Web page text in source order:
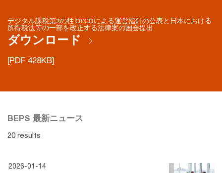
デジタル課税第2の柱 OECDによる運営指針の公表と日本における
所得税法等の一部を改正する法律案の国会提出
ダウンロード
[PDF 428KB]
BEPS 最新ニュース
20 results
2026-01-14